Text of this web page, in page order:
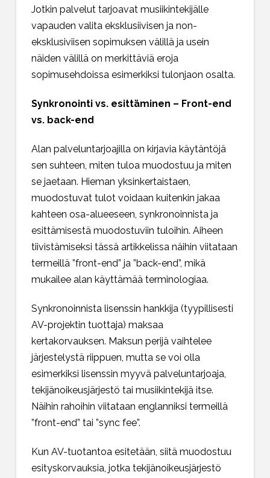
Jotkin palvelut tarjoavat musiikintekijälle
vapauden valita eksklusiivisen ja non-
eksklusiviisen sopimuksen välillä ja usein
näiden välillä on merkittäviä eroja
sopimusehdoissa esimerkiksi tulonjaon osalta.
Synkronointi vs. esittäminen – Front-end
vs. back-end
Alan palveluntarjoajilla on kirjavia käytäntöjä
sen suhteen, miten tuloa muodostuu ja miten
se jaetaan. Hieman yksinkertaistaen,
muodostuvat tulot voidaan kuitenkin jakaa
kahteen osa-alueeseen, synkronoinnista ja
esittämisestä muodostuviin tuloihin. Aiheen
tiivistämiseksi tässä artikkelissa näihin viitataan
termeillä ”front-end” ja ”back-end”, mikä
mukailee alan käyttämää terminologiaa.
Synkronoinnista lisenssin hankkija (tyypillisesti
AV-projektin tuottaja) maksaa
kertakorvauksen. Maksun perijä vaihtelee
järjestelystä riippuen, mutta se voi olla
esimerkiksi lisenssin myyvä palveluntarjoaja,
tekijänoikeusjärjestö tai musiikintekijä itse.
Näihin rahoihin viitataan englanniksi termeillä
”front-end” tai ”sync fee”.
Kun AV-tuotantoa esitetään, siitä muodostuu
esityskorvauksia, jotka tekijänoikeusjärjestö